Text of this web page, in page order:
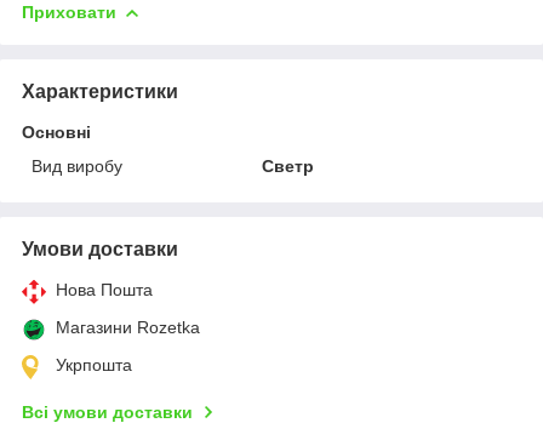
Приховати
Характеристики
Основні
Вид виробу
Светр
Умови доставки
Нова Пошта
Магазини Rozetka
Укрпошта
Всі умови доставки